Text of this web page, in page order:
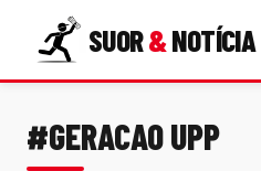
SUOR&NOTÍCIA
#GERACAO UPP